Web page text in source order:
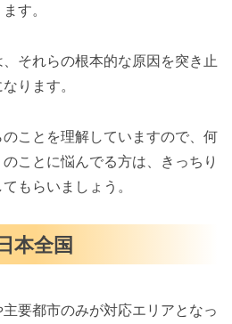
す。
それらの根本的な原因を突き止
ります。
ことを理解していますので、何
ことに悩んでる方は、きっちり
もらいましょう。
本全国
要都市のみが対応エリアとなっ